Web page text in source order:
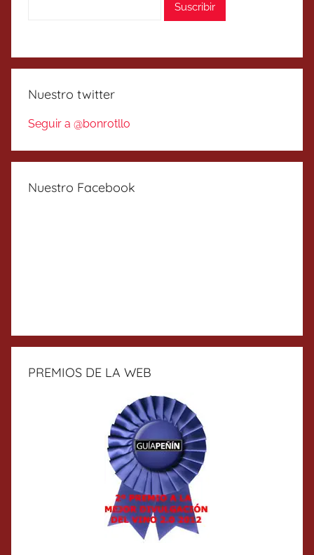
Nuestro twitter
Seguir a @bonrotllo
Nuestro Facebook
PREMIOS DE LA WEB